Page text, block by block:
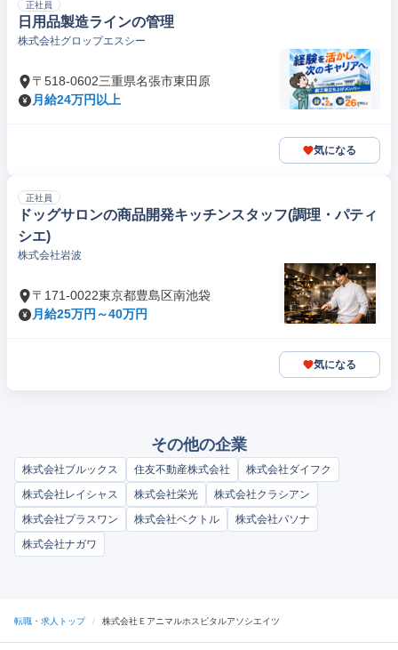
正社員
日用品製造ラインの管理
株式会社グロップエスシー
〒518-0602三重県名張市東田原
月給24万円以上
気になる
正社員
ドッグサロンの商品開発キッチンスタッフ(調理・パティ
シエ)
株式会社岩波
〒171-0022東京都豊島区南池袋
月給25万円～40万円
気になる
その他の企業
株式会社ブルックス 住友不動産株式会社
株式会社ダイフク
株式会社レイシャス
株式会社栄光
株式会社クラシアン
株式会社プラスワン
株式会社ベクトル
株式会社パソナ
株式会社ナガワ
転職・求人トップ / 株式会社Ｅアニマルホスピタルアソシエイツ